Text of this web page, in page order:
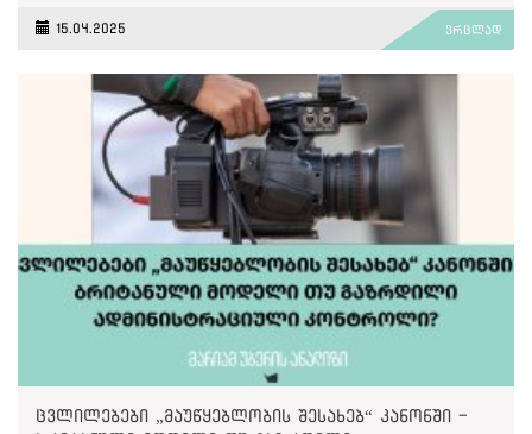
15.04.2025 ვრცლად
ცვლილებები „მაუწყებლობის შესახებ“ კანონში -